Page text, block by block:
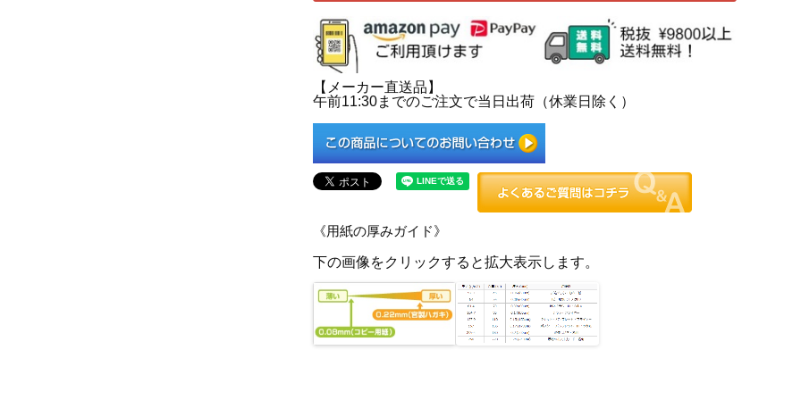
【メーカー直送品】
午前11:30までのご注文で当日出荷（休業日除く）
《用紙の厚みガイド》
下の画像をクリックすると拡大表示します。